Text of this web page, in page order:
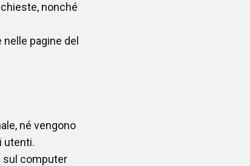
nonché
pagine del
né vengono
utenti.
sul computer